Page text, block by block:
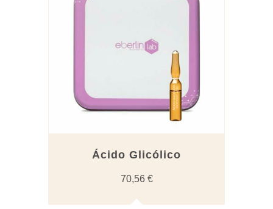
Ácido Glicólico
70,56 €